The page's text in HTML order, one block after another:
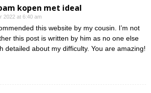
kopen met ideal
2022 at 6:40 am
this website by my cousin. I’m not
this post is written by him as no one else
detailed about my difficulty. You are amazing!